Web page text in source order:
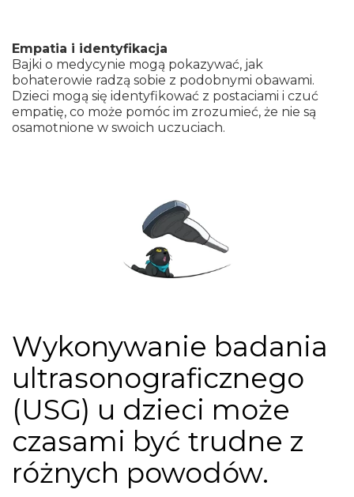
Empatia i identyfikacja
Bajki o medycynie mogą pokazywać, jak
bohaterowie radzą sobie z podobnymi obawami.
Dzieci mogą się identyfikować z postaciami i czuć
empatię, co może pomóc im zrozumieć, że nie są
osamotnione w swoich uczuciach.
Wykonywanie badania
ultrasonograficznego
(USG) u dzieci może
czasami być trudne z
różnych powodów.